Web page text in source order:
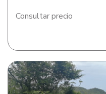
Consultar precio